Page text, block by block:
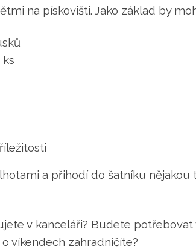
na pískovišti. Jako základ by
a přihodí do šatníku
v kanceláři? Budete
víkendech zahradničíte?